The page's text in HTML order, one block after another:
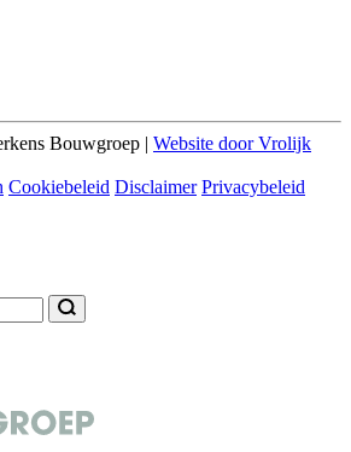
Bouwgroep | Website door Vrolijk
Cookiebeleid Disclaimer Privacybeleid